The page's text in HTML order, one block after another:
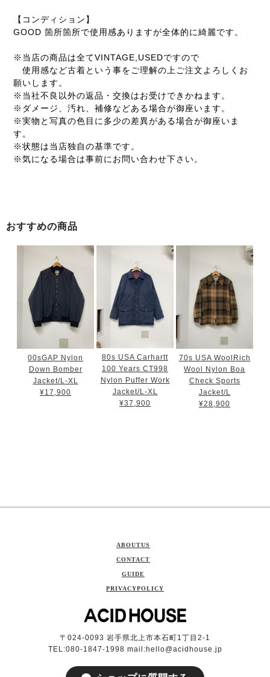
【コンディション】
GOOD 箇所箇所で使用感ありますが全体的に綺麗です。
※当店の商品は全てVINTAGE,USEDですので
使用感など古着という事をご理解の上ご注文よろしくお
願いします。
※当社不良以外の返品・交換はお受けできかねます。
※ダメージ、汚れ、補修などある場合が御座います。
※実物と写真の色目に多少の差異がある場合が御座いま
す。
※状態は当店独自の基準です。
※気になる場合は事前にお問い合わせ下さい。
おすすめの商品
00sGAP Nylon
Down Bomber
Jacket/L-XL
¥17,900
80s USA Carhartt
100 Years CT998
Nylon Puffer Work
Jacket/L-XL
¥37,900
70s USA WoolRich
Wool Nylon Boa
Check Sports
Jacket/L
¥28,900
ABOUTUS
CONTACT
GUIDE
PRIVACYPOLICY
〒024-0093 岩手県北上市本石町1丁目2-1
TEL:080-1847-1998 mail: hello@acidhouse.jp